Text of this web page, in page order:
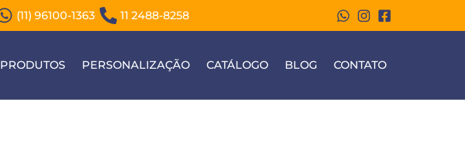
(11) 96100-1363 11 2488-8258
PRODUTOS PERSONALIZAÇÃO CATÁLOGO BLOG CONTATO